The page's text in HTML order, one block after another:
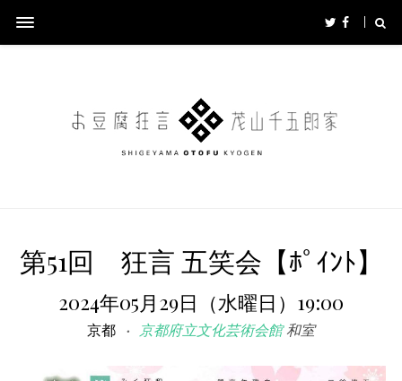
第51回 狂言 五笑会【ﾎﾟｲﾝﾄ】
2024年05月29日（水曜日）19:00
京都 京都府立文化芸術会館和室